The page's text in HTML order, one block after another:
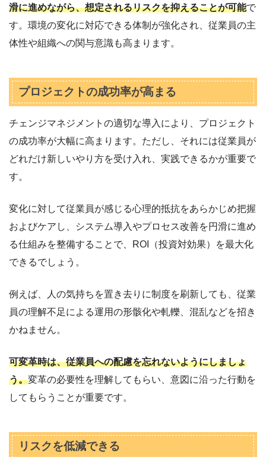
滑に進めながら、想定されるリスクを抑えることが可能で
す。環境の変化に対応できる体制が強化され、従業員の主
体性や組織への関与意識も高まります。
プロジェクトの成功率が高まる
チェンジマネジメントの適切な導入により、プロジェクト
の成功率が大幅に高まります。ただし、それには従業員が
どれだけ新しいやり方を受け入れ、実践できるかが重要で
す。
変化に対して従業員が感じる心理的抵抗をあらかじめ把握
およびケアし、システム導入やプロセス改善を円滑に進め
る仕組みを整備することで、ROI（投資対効果）を最大化
できるでしょう。
例えば、人の気持ちを置き去りに制度を刷新しても、従業
員の理解不足による運用の形骸化や軋轢、混乱などを招き
かねません。
可変革時は、従業員への配慮を忘れないようにしましょ
う。変革の必要性を理解してもらい、意図に沿った行動を
してもらうことが重要です。
リスクを低減できる